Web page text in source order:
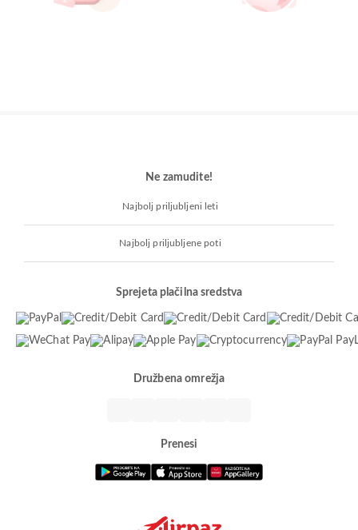
Ne zamudite!
Najbolj priljubljeni leti
Najbolj priljubljene poti
Sprejeta plačilna sredstva
Družbena omrežja
Prenesi